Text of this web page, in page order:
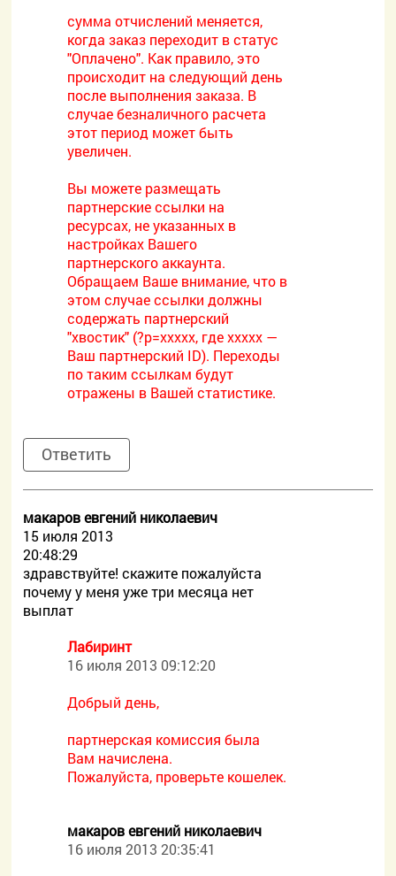
сумма отчислений меняется,
когда заказ переходит в статус
"Оплачено". Как правило, это
происходит на следующий день
после выполнения заказа. В
случае безналичного расчета
этот период может быть
увеличен.
Вы можете размещать
партнерские ссылки на
ресурсах, не указанных в
настройках Вашего
партнерского аккаунта.
Обращаем Ваше внимание, что в
этом случае ссылки должны
содержать партнерский
"хвостик" (?p=xxxxx, где xxxxx —
Ваш партнерский ID). Переходы
по таким ссылкам будут
отражены в Вашей статистике.
Ответить
макаров евгений николаевич
15 июля 2013
20:48:29
здравствуйте! скажите пожалуйста
почему у меня уже три месяца нет
выплат
Лабиринт
16 июля 2013 09:12:20
Добрый день,
партнерская комиссия была
Вам начислена.
Пожалуйста, проверьте кошелек.
макаров евгений николаевич
16 июля 2013 20:35:41